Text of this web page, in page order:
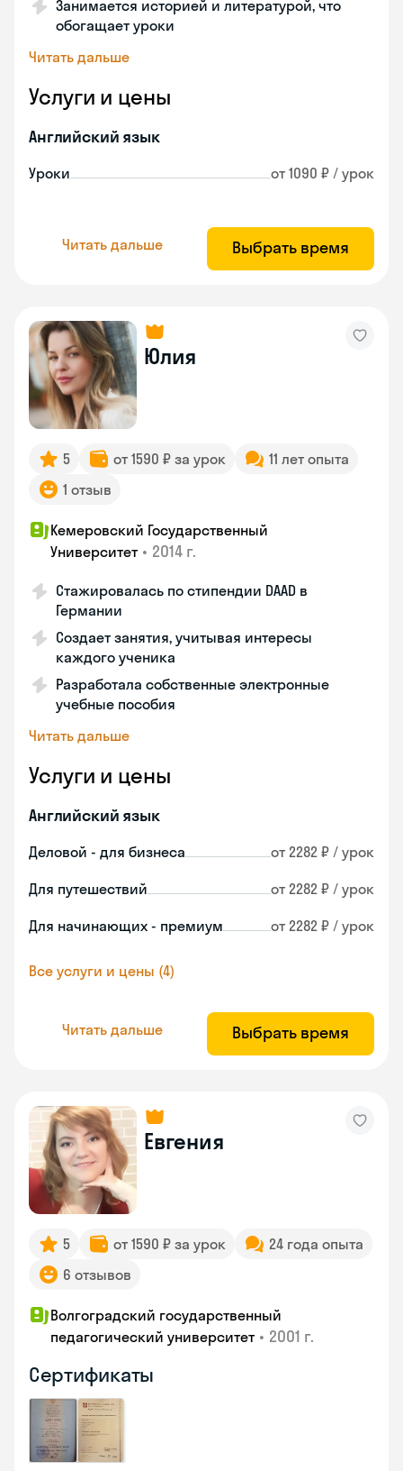
Занимается историей и литературой, что
обогащает уроки
Читать дальше
Услуги и цены
Английский язык
Уроки от 1090 ₽ / урок
Читать дальше Выбрать время
Юлия
5 от 1590 ₽ за урок
11 лет опыта
1 отзыв
Кемеровский Государственный
Университет • 2014 г.
Стажировалась по стипендии DAAD в
Германии
Создает занятия, учитывая интересы
каждого ученика
Разработала собственные электронные
учебные пособия
Читать дальше
Услуги и цены
Английский язык
Деловой - для бизнеса от 2282 ₽ / урок
Для путешествий от 2282 ₽ / урок
Для начинающих - премиум от 2282 ₽ / урок
Все услуги и цены (4)
Читать дальше Выбрать время
Евгения
5 от 1590 ₽ за урок
24 года опыта
6 отзывов
Волгоградский государственный
педагогический университет • 2001 г.
Сертификаты